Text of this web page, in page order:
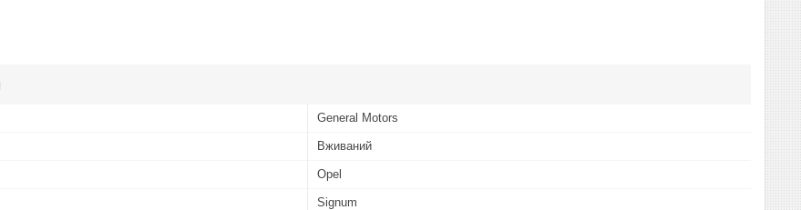
General Motors
Вживаний
Opel
Signum